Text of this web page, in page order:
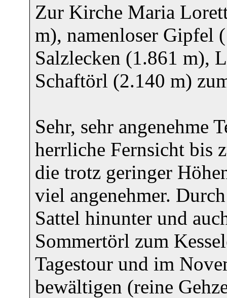
Zur Kirche Maria
m), namenloser Gipfel
Salzlecken (1.861 m),
Schaftörl (2.140 m)
Sehr, sehr angenehme
herrliche Fernsicht bis
die trotz geringer
viel angenehmer.
Sattel hinunter und
Sommertörl zum
Tagestour und im
bewältigen (reine